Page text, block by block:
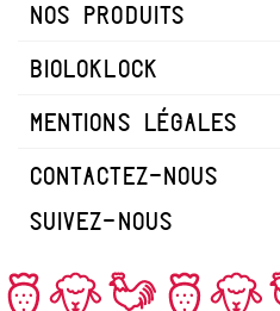
NOS PRODUITS
BIOLOKLOCK
MENTIONS LÉGALES
CONTACTEZ-NOUS
SUIVEZ-NOUS